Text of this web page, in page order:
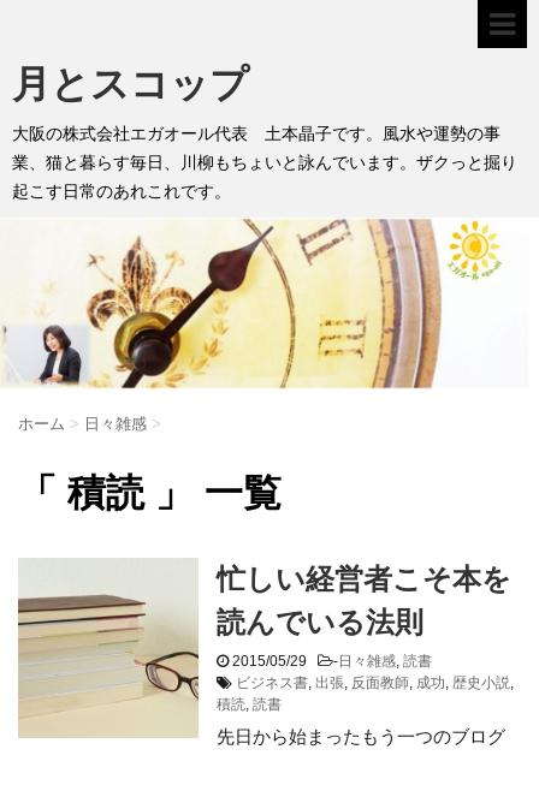
月とスコップ
大阪の株式会社エガオール代表 土本晶子です。風水や運勢の事
業、猫と暮らす毎日、川柳もちょいと詠んでいます。ザクっと掘り
起こす日常のあれこれです。
ホーム > 日々雑感 >
「 積読 」 一覧
忙しい経営者こそ本を
読んでいる法則
2015/05/29 -日々雑感, 読書
ビジネス書, 出張, 反面教師, 成功, 歴史小説,
積読, 読書
先日から始まったもう一つのブログ